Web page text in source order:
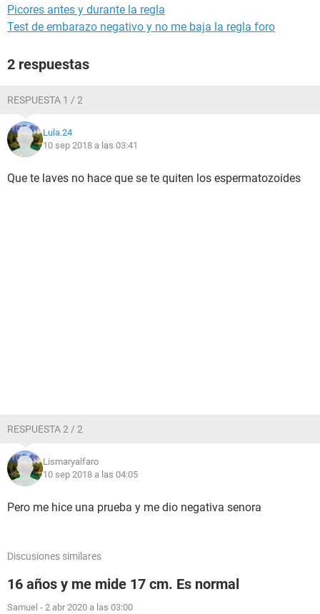
Picores antes y durante la regla
Test de embarazo negativo y no me baja la regla foro
2 respuestas
RESPUESTA 1 / 2
Lula.24
10 sep 2018 a las 03:41
Que te laves no hace que se te quiten los espermatozoides
RESPUESTA 2 / 2
Lismaryalfaro
10 sep 2018 a las 04:05
Pero me hice una prueba y me dio negativa senora
Discusiones similares
16 años y me mide 17 cm. Es normal
Samuel - 2 abr 2020 a las 03:00